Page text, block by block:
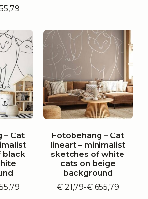
– Cat
black
Fotobehang – Cat
lineart – minimalist
sketches of white
cats on beige
background
€21,79-€655,79
Prijsklasse: